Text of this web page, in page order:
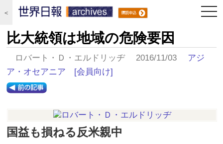
＜
比大統領は地域の危険要因
ロバート・Ｄ・エルドリッヂ 2016/11/03 アジ
ア・オセアニア
[会員向け]
国益も損ねる反米親中